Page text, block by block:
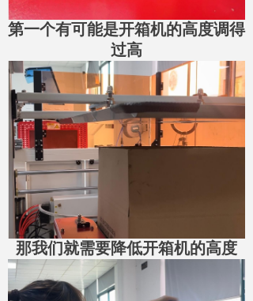
第一个有可能是开箱机的高度调得
过高
那我们就需要降低开箱机的高度